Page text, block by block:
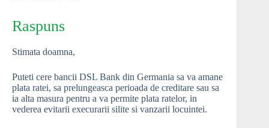
Raspuns
Stimata doamna,
Puteti cere bancii DSL Bank din Germania sa va amane
plata ratei, sa prelungeasca perioada de creditare sau sa
ia alta masura pentru a va permite plata ratelor, in
vederea evitarii execurarii silite si vanzarii locuintei.